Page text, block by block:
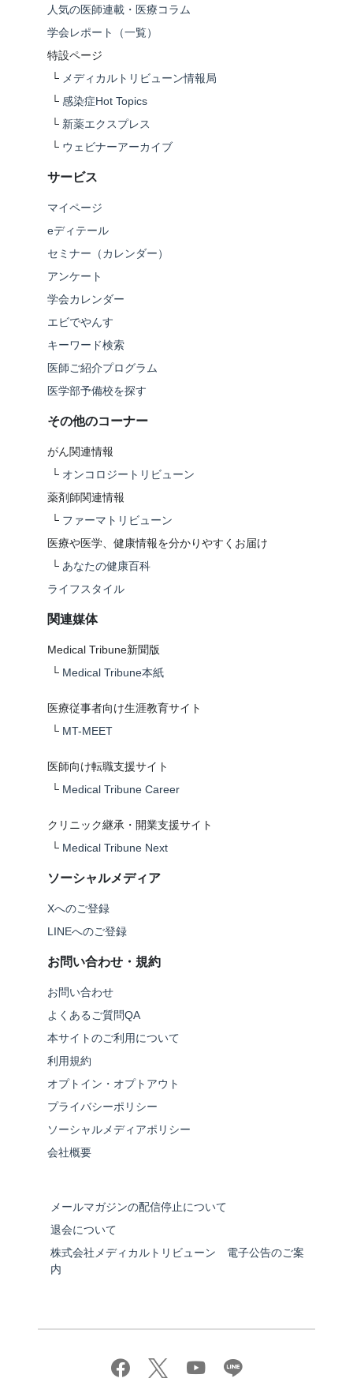
人気の医師連載・医療コラム
学会レポート（一覧）
特設ページ
└ メディカルトリビューン情報局
└ 感染症Hot Topics
└ 新薬エクスプレス
└ ウェビナーアーカイブ
サービス
マイページ
eディテール
セミナー（カレンダー）
アンケート
学会カレンダー
エビでやんす
キーワード検索
医師ご紹介プログラム
医学部予備校を探す
その他のコーナー
がん関連情報
└ オンコロジートリビューン
薬剤師関連情報
└ ファーマトリビューン
医療や医学、健康情報を分かりやすくお届け
└ あなたの健康百科
ライフスタイル
関連媒体
Medical Tribune新聞版
└ Medical Tribune本紙
医療従事者向け生涯教育サイト
└ MT-MEET
医師向け転職支援サイト
└ Medical Tribune Career
クリニック継承・開業支援サイト
└ Medical Tribune Next
ソーシャルメディア
Xへのご登録
LINEへのご登録
お問い合わせ・規約
お問い合わせ
よくあるご質問QA
本サイトのご利用について
利用規約
オプトイン・オプトアウト
プライバシーポリシー
ソーシャルメディアポリシー
会社概要
メールマガジンの配信停止について
退会について
株式会社メディカルトリビューン 電子公告のご案
内